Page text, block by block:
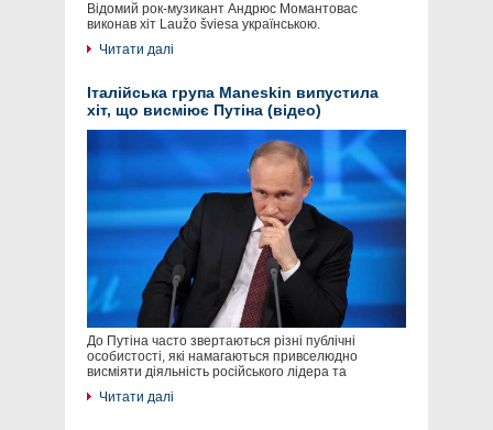
Відомий рок-музикант Андрюс Момантовас
виконав хіт Laužo šviesa українською.
Читати далі
Італійська група Maneskin випустила
хіт, що висміює Путіна (відео)
До Путіна часто звертаються різні публічні
особистості, які намагаються привселюдно
висміяти діяльність російського лідера та
Читати далі